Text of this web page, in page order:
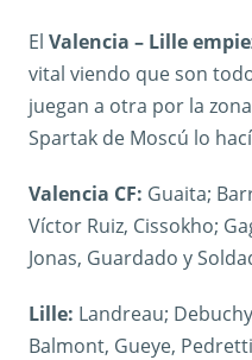
El Valencia – Lille
vital viendo que son
juegan a otra por la
Spartak de Moscú lo
Valencia CF: Guaita;
Víctor Ruiz, Cissokho;
Jonas, Guardado y
Lille: Landreau;
Balmont, Gueye,